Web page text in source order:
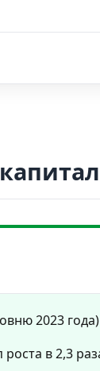
2023 года)
в 2,3